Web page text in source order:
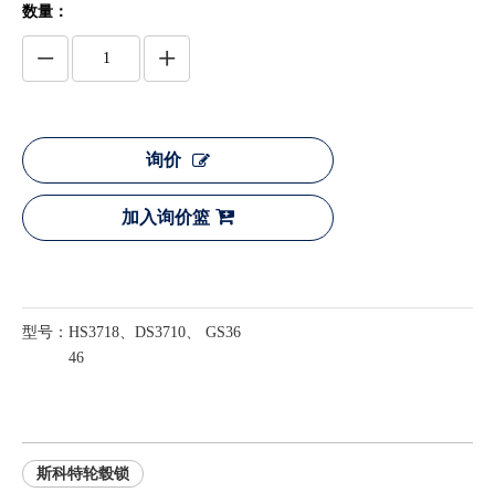
数量：
询价
加入询价篮
型号： HS3718、DS3710、 GS36
46
斯科特轮毂锁